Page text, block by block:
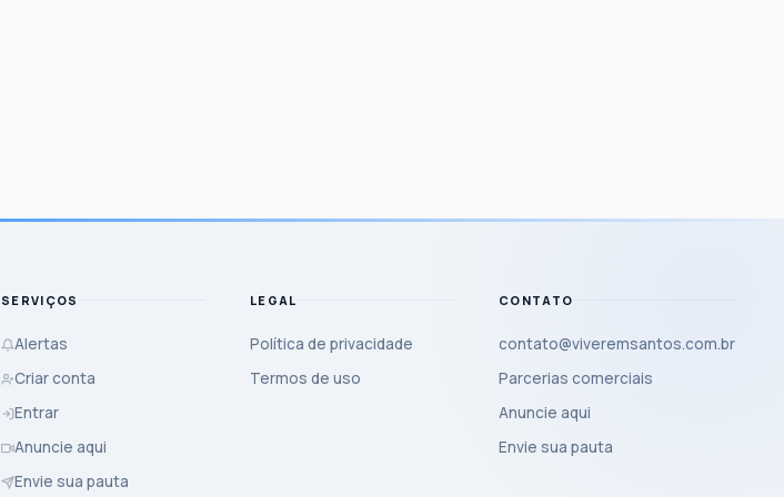
SERVIÇOS
Alertas
Criar conta
Entrar
Anuncie aqui
Envie sua pauta
LEGAL
Política de privacidade
Termos de uso
CONTATO
contato@viveremsantos.com.br
Parcerias comerciais
Anuncie aqui
Envie sua pauta